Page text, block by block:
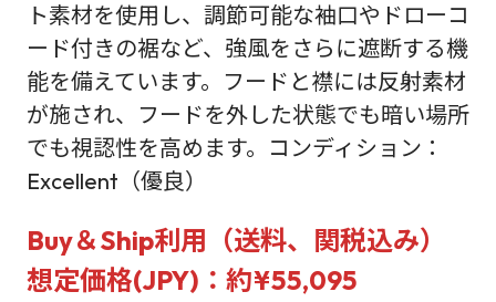
ト素材を使用し、調節可能な袖口やドローコ
ード付きの裾など、強風をさらに遮断する機
能を備えています。フードと襟には反射素材
が施され、フードを外した状態でも暗い場所
でも視認性を高めます。コンディション：
Excellent（優良）
Buy＆Ship利用（送料、関税込み）
想定価格(JPY)：約¥55,095